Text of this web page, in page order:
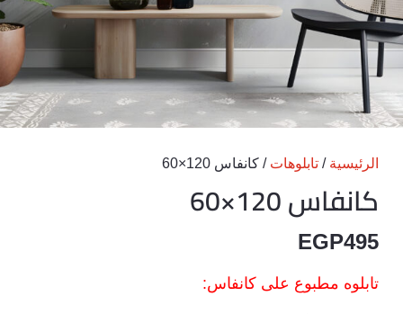
الرئيسية / تابلوهات / كانفاس 120×60
كانفاس 120×60
EGP495
تابلوه مطبوع على كانفاس: